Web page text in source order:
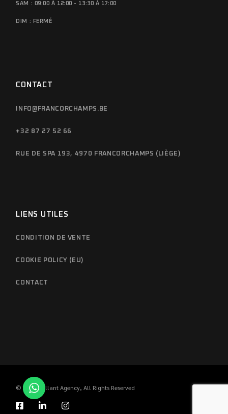
SAM : 09:00 À 12:00 - 13:30 À 17:00
DIM : FERMÉ
CONTACT
INFO@FRANCORCHAMPS.BE
+32 87 27 52 66
RUE DE SPA 193, 4970 FRANCORCHAMPS (LIÈGE)
LIENS UTILES
CONDITION DE VENTE
COOKIE POLICY (EU)
CONTACT
© 2023Brillant Agency, All Rights Reserved